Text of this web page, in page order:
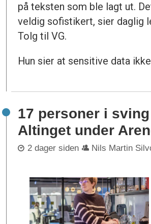
på teksten som ble lagt ut.
veldig sofistikert, sier daglig
Tolg til VG.
Hun sier at sensitive data
17 personer i
Altinget under
2 dager siden Nils Martin